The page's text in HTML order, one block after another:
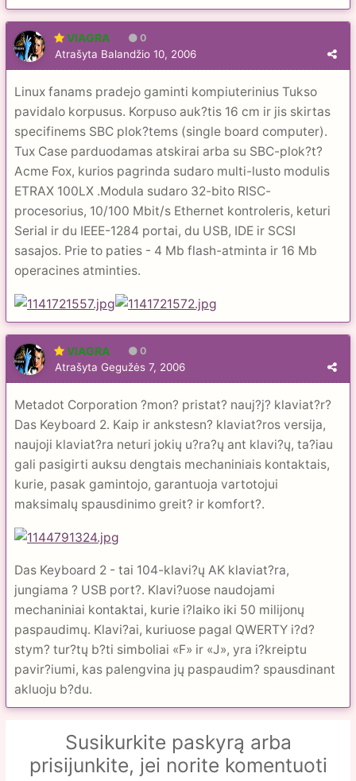
VIAGRA 0
Atrašyta Balandžio 10, 2006
Linux fanams pradejo gaminti kompiuterinius Tukso
pavidalo korpusus. Korpuso auk?tis 16 сm ir jis skirtas
specifinems SBC plok?tems (single board computer).
Tux Case parduodamas atskirai arba su SBC-plok?t?
Acme Fox, kurios pagrinda sudaro multi-lusto modulis
ETRAX 100LX .Modula sudaro 32-bito RISC-
procesorius, 10/100 Mbit/s Ethernet kontroleris, keturi
Serial ir du IEEE-1284 portai, du USB, IDE ir SCSI
sasajos. Prie to paties - 4 Мb flash-atminta ir 16 Мb
operacines atminties.
VIAGRA 0
Atrašyta Gegužės 7, 2006
Metadot Corporation ?mon? pristat? nauj?j? klaviat?r?
Das Keyboard 2. Kaip ir ankstesn? klaviat?ros versija,
naujoji klaviat?ra neturi jokių u?ra?ų ant klavi?ų, ta?iau
gali pasigirti auksu dengtais mechaniniais kontaktais,
kurie, pasak gamintojo, garantuoja vartotojui
maksimalų spausdinimo greit? ir komfort?.
Das Keyboard 2 - tai 104-klavi?ų AK klaviat?ra,
jungiama ? USB port?. Klavi?uose naudojami
mechaniniai kontaktai, kurie i?laiko iki 50 milijonų
paspaudimų. Klavi?ai, kuriuose pagal QWERTY i?d?
stym? tur?tų b?ti simboliai «F» ir «J», yra i?kreiptu
pavir?iumi, kas palengvina jų paspaudim? spausdinant
akluoju b?du.
Susikurkite paskyrą arba
prisijunkite, jei norite komentuoti